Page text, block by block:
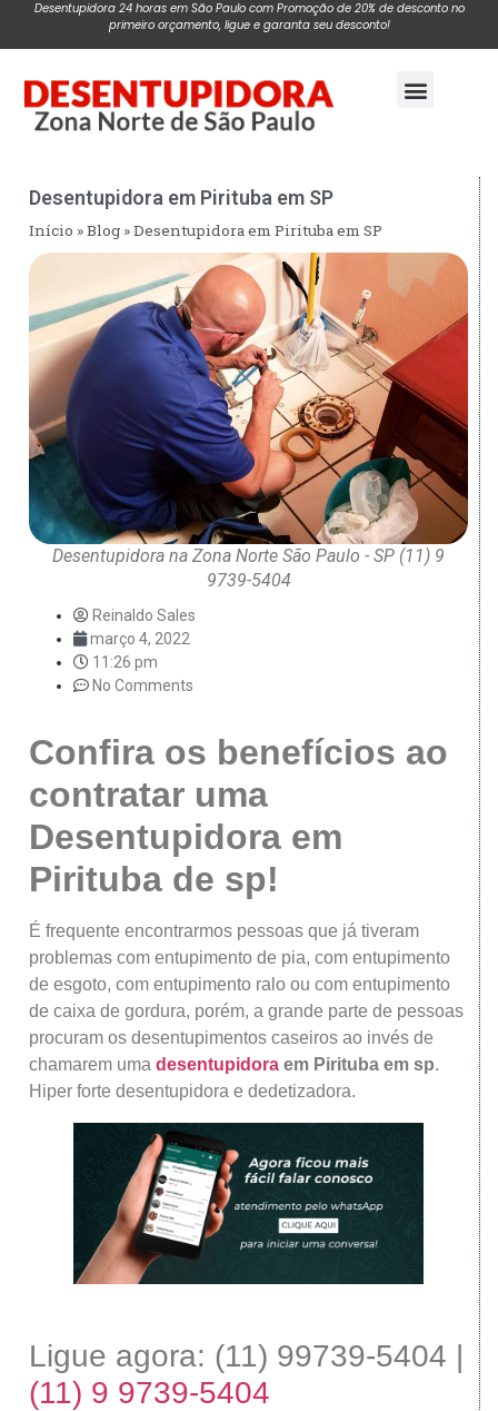
Desentupidora 24 horas em São Paulo com Promoção de 20% de desconto no
primeiro orçamento, ligue e garanta seu desconto!
Desentupidora em Pirituba em SP
Início »Blog »Desentupidora em Pirituba em SP
Desentupidora na Zona Norte São Paulo - SP (11) 9
9739-5404
Reinaldo Sales
março 4, 2022
11:26 pm
No Comments
Confira os benefícios ao
contratar uma
Desentupidora em
Pirituba de sp!
É frequente encontrarmos pessoas que já tiveram
problemas com entupimento de pia, com entupimento
de esgoto, com entupimento ralo ou com entupimento
de caixa de gordura, porém, a grande parte de pessoas
procuram os desentupimentos caseiros ao invés de
chamarem uma desentupidora em Pirituba em sp.
Hiper forte desentupidora e dedetizadora.
Ligue agora: (11) 99739-5404 |
(11) 9 9739-5404